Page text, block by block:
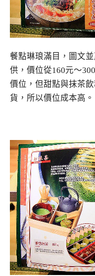
餐點琳琅滿目，圖文
供，價位從160元～
價位，但甜點與抹茶
貨，所以價位成本高。